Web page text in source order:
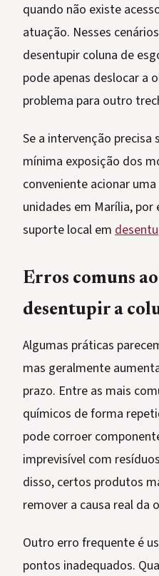
quando não existe
atuação. Nesses
desentupir coluna de
pode apenas deslocar a
problema para outro
Se a intervenção precisa
mínima exposição dos
conveniente acionar
unidades em Marília,
suporte local em
Erros comuns
desentupir a
Algumas práticas
mas geralmente
prazo. Entre as mais
químicos de forma
pode corroer
imprevisível com
disso, certos produtos
remover a causa real da
Outro erro frequente é
pontos inadequados.